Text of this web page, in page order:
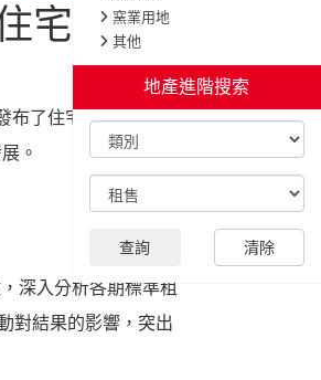
宅租金
布了住宅租金指數。
。
深入分析各期標準租
對結果的影響，突出